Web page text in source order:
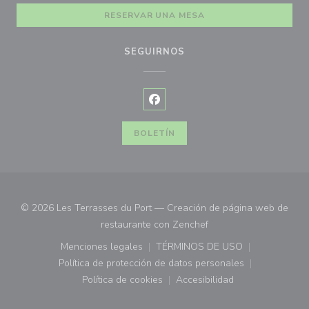
RESERVAR UNA MESA
SEGUIRNOS
Facebook ((abre en una nueva
BOLETÍN
© 2026 Les Terrasses du Port — Creación de página web de
restaurante con Zenchef((abre en una nueva
Menciones legales
((abre en una nueva ventana))
TÉRMINOS DE USO
((abre en una nueva
Política de protección de datos personales
((abre en una nueva ventana))
Política de cookies
((abre en una nueva ventana))
Accesibilidad
((abre en una nueva